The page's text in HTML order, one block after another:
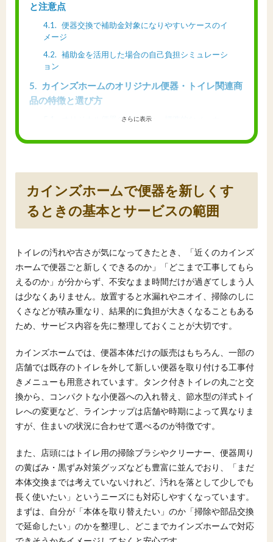
と注意点
4.1
便器交換で補助金対象になりやすいケースのイ
メージ
4.2
補助金を活用した場合の自己負担シミュレーシ
ョン
5
カインズホームのオリジナル便器・トイレ関連商
品の特徴と選び方
オリジナル便器の価格帯と、標準的なメーカー
ームで相談するときのチェックポイント
6.1
相談前に自宅で準備しておきたい情報とチェッ
ポイント
7 カインズホームで便器交換を考えるときの総まと
め
7.1 カインズホームで便器を交換するときに押さえ
ておきたいポイント
場と条件を整理してみる
さらに表示
カインズホームで便器を新しくす
るときの基本とサービスの範囲
トイレの汚れや古さが気になってきたとき、「近くのカインズ
ホームで便器ごと新しくできるのか」「どこまで工事してもら
えるのか」が分からず、不安なまま時間だけが過ぎてしまう人
は少なくありません。放置すると水漏れやニオイ、掃除のしに
くさなどが積み重なり、結果的に負担が大きくなることもある
ため、サービス内容を先に整理しておくことが大切です。
カインズホームでは、便器本体だけの販売はもちろん、一部の
店舗では既存のトイレを外して新しい便器を取り付ける工事付
きメニューも用意されています。タンク付きトイレの丸ごと交
換から、コンパクトな小便器への入れ替え、節水型の洋式トイ
レへの変更など、ラインナップは店舗や時期によって異なりま
すが、住まいの状況に合わせて選べるのが特徴です。
また、店頭にはトイレ用の掃除ブラシやクリーナー、便器周り
の黄ばみ・黒ずみ対策グッズなども豊富に並んでおり、「まだ
本体交換までは考えていないけれど、汚れを落として少しでも
長く使いたい」というニーズにも対応しやすくなっています。
まずは、自分が「本体を取り替えたい」のか「掃除や部品交換
で延命したい」のかを整理し、どこまでカインズホームで対応